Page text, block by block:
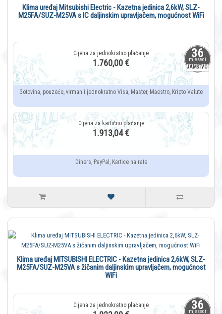
36
mjeseci
JAMSTVO
Klima uređaj Mitsubishi Electric - Kazetna jedinica 2,6kW, SLZ-
M25FA/SUZ-M25VA s IC daljinskim upravljačem, mogućnost WiFi
1.760,00 €
Gotovina, pouzeće, virman i jednokratno Visa, Master, Maestro, Kripto Valute
1.913,04 €
Diners, PayPal, Kartice na rate
36
mjeseci
Klima uređaj MITSUBISHI ELECTRIC - Kazetna jedinica 2,6kW, SLZ-
M25FA/SUZ-M25VA s žičanim daljinskim upravljačem, mogućnost
WiFi